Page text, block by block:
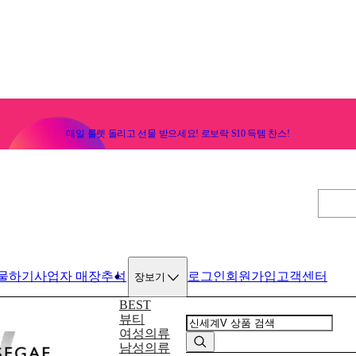
매일 룰렛 돌리고 선물 받으세요! 로보락 S10 득템 찬스!
하기 사업자 매장추석 장보기 로그인회원가입 고객센터
BEST
뷰티
여성의류
남성의류